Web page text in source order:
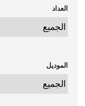
العداد
الموديل